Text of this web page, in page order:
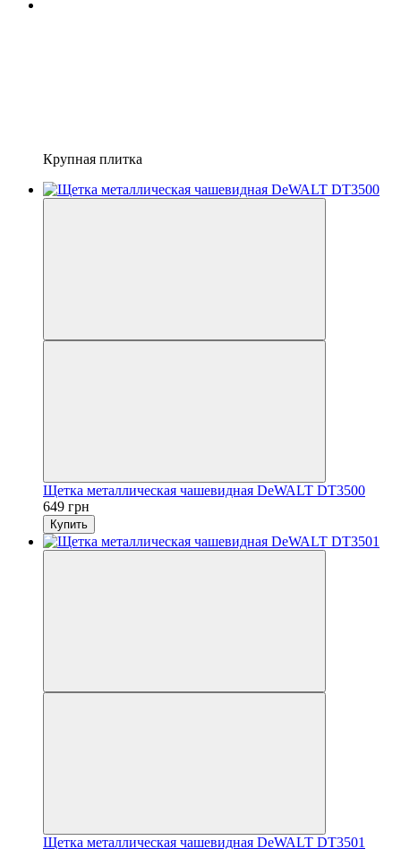
Крупная плитка
Щетка металлическая чашевидная DeWALT DT3500
649 грн
Купить
Щетка металлическая чашевидная DeWALT DT3501